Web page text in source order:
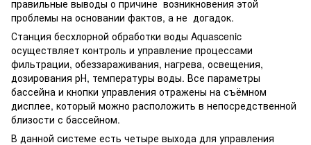
правильные выводы о причине возникновения этой
проблемы на основании фактов, а не догадок.
Станция бесхлорной обработки воды Aquascenic
осуществляет контроль и управление процессами
фильтрации, обеззараживания, нагрева, освещения,
дозирования рН, температуры воды. Все параметры
бассейна и кнопки управления отражены на съёмном
дисплее, который можно расположить в непосредственной
близости с бассейном.
В данной системе есть четыре выхода для управления